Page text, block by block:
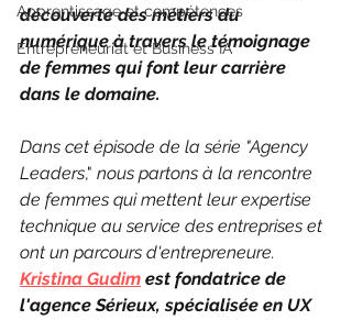
Apprentissage et compétences
Entrepreneuriat et Business IA
découverte des métiers du
numérique à travers le témoignage
de femmes qui font leur carrière
dans le domaine.
Dans cet épisode de la série "Agency
Leaders," nous partons à la rencontre
de femmes qui mettent leur expertise
technique au service des entreprises et
ont un parcours d'entrepreneure.
Kristina Gudim est fondatrice de
l'agence Sérieux, spécialisée en UX